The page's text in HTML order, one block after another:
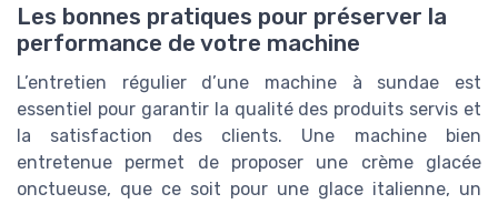
Les bonnes pratiques pour préserver la
performance de votre machine
L’entretien régulier d’une machine à sundae est
essentiel pour garantir la qualité des produits servis et
la satisfaction des clients. Une machine bien
entretenue permet de proposer une crème glacée
onctueuse, que ce soit pour une glace italienne, un